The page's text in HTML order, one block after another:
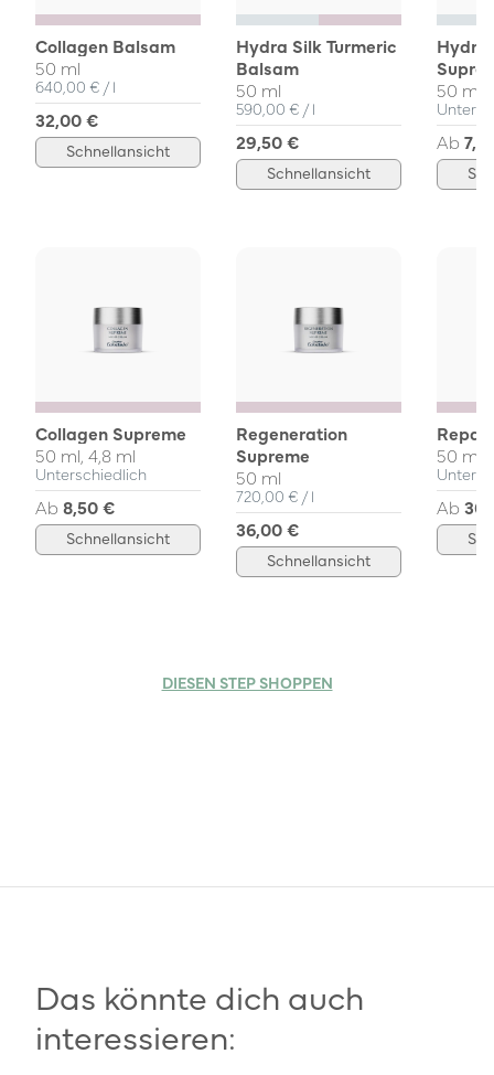
Collagen Balsam
50 ml
Einzelpreis
640,00 € / pro
l
32,00 €
Schnellansicht
Collagen Supreme
50 ml, 4,8 ml
Unterschiedlich
Ab 8,50 €
Schnellansicht
Hydra Silk Turmeric
Balsam
50 ml
Einzelpreis
590,00 € / pro
l
29,50 €
Schnellansicht
Regeneration
Supreme
50 ml
Einzelpreis
720,00 € / pro
l
36,00 €
Schnellansicht
Hydra
50 ml,
Ab
50 ml,
Ab
DIESEN STEP SHOPPEN
Das könnte dich auch
interessieren: